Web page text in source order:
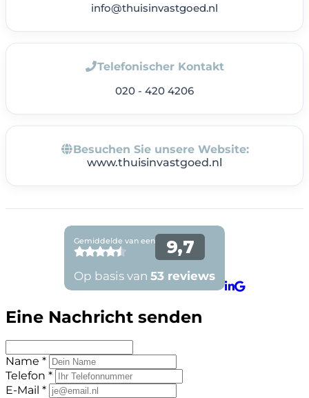
info@thuisinvastgoed.nl
Telefonischer Kontakt
020 - 420 4206
Besuchen Sie unsere Website:
www.thuisinvastgoed.nl
Eine Nachricht senden
Name *
Telefon *
E-Mail *